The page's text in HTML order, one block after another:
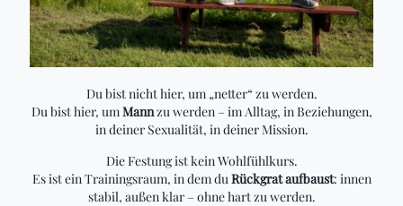
Du bist nicht hier, um „netter“ zu werden.
Du bist hier, umMannzu werden – im Alltag, in Beziehungen,
in deiner Sexualität, in deiner Mission.
Die Festung ist kein Wohlfühlkurs.
Es ist ein Trainingsraum, in dem du Rückgrat aufbaust: innen
stabil, außen klar – ohne hart zu werden.